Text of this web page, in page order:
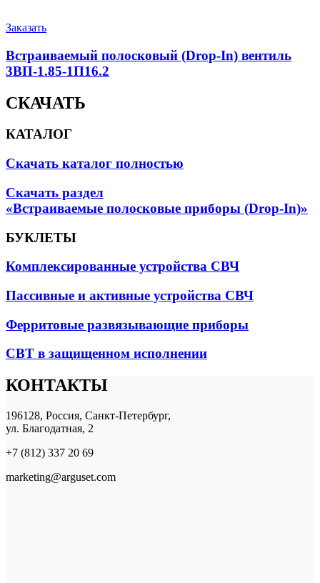
Заказать
Встраиваемый полосковый (Drop-In) вентиль
3ВП-1.85-1П16.2
СКАЧАТЬ
КАТАЛОГ
Скачать каталог полностью
Скачать раздел
«Встраиваемые полосковые приборы (Drop-In)»
БУКЛЕТЫ
Комплексированные устройства СВЧ
Пассивные и активные устройства СВЧ
Ферритовые развязывающие приборы
СВТ в защищенном исполнении
КОНТАКТЫ
196128, Россия, Санкт-Петербург,
ул. Благодатная, 2
+7 (812) 337 20 69
marketing@arguset.com